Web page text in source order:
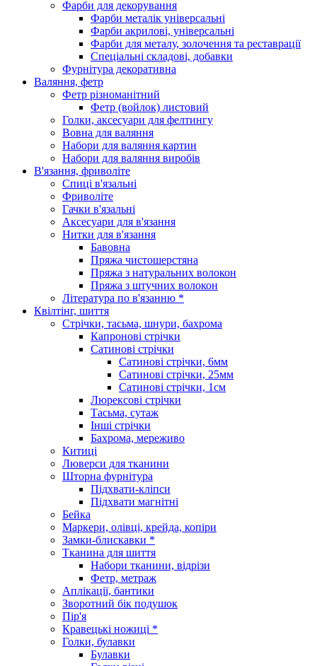
Фарби для декорування
Фарби металік універсальні
Фарби акрилові, універсальні
Фарби для металу, золочення та реставрації
Спеціальні складові, добавки
Фурнітура декоративна
Валяння, фетр
Фетр різноманітний
Фетр (войлок) листовий
Голки, аксесуари для фелтингу
Вовна для валяння
Набори для валяння картин
Набори для валяння виробів
В'язання, фриволіте
Спиці в'язальні
Фриволіте
Гачки в'язальні
Аксесуари для в'язання
Нитки для в'язання
Бавовна
Пряжа чистошерстяна
Пряжа з натуральних волокон
Пряжа з штучних волокон
Література по в'язанню *
Квілтінг, шиття
Стрічки, тасьма, шнури, бахрома
Капронові стрічки
Сатинові стрічки
Сатинові стрічки, 6мм
Сатинові стрічки, 25мм
Сатинові стрічки, 1см
Люрексові стрічки
Тасьма, сутаж
Інші стрічки
Бахрома, мереживо
Китиці
Люверси для тканини
Шторна фурнітура
Підхвати-кліпси
Підхвати магнітні
Бейка
Маркери, олівці, крейда, копіри
Замки-блискавки *
Тканина для шиття
Набори тканини, відрізи
Фетр, метраж
Аплікації, бантики
Зворотний бік подушок
Пір'я
Кравецькі ножиці *
Голки, булавки
Булавки